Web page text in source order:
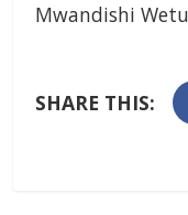
Mwandishi
SHARE THIS: